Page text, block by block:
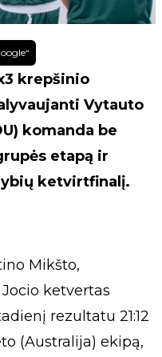
krepšinio
Vytauto
komanda be
etapą ir
ketvirtfinalį.
Mikšto,
ketvertas
rezultatu 21:12
(Australija) ekipą,